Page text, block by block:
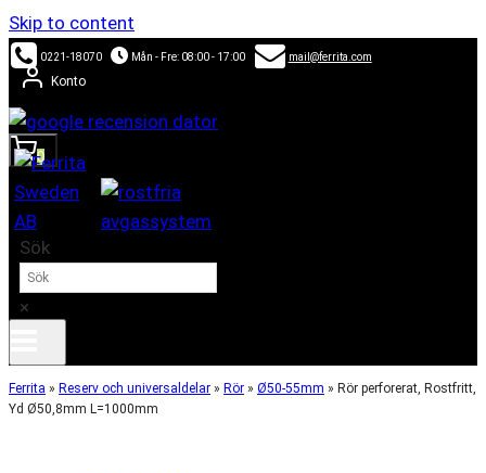
Skip to content
0221-18070 Mån - Fre: 08:00 - 17:00 mail@ferrita.com
Konto
0
Sök
×
Ferrita » Reserv och universaldelar » Rör » Ø50-55mm » Rör perforerat, Rostfritt,
Yd Ø50,8mm L=1000mm